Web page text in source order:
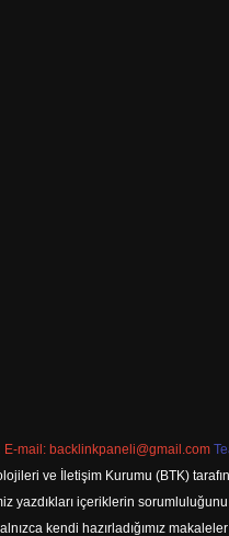
E-mail: backlinkpaneli@gmail.com
ve İletişim Kurumu (BTK)
yazdıkları içeriklerin
kendi hazırladığımız